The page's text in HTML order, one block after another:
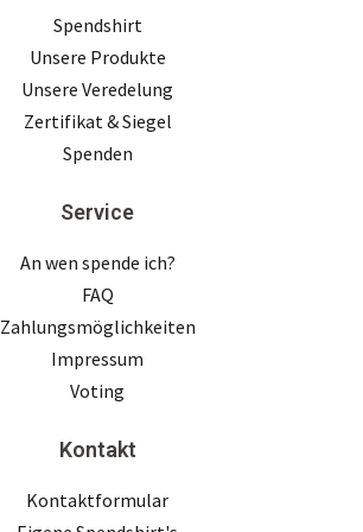
Spendshirt
Unsere Produkte
Unsere Veredelung
Zertifikat & Siegel
Spenden
Service
An wen spende ich?
FAQ
Zahlungsmöglichkeiten
Impressum
Voting
Kontakt
Kontaktformular